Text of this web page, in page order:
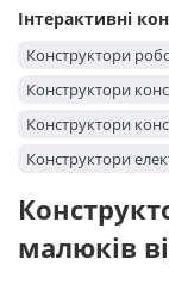
Інтерактивні
Конструктори
Конструктори
Конструктори
Конструктори
малюків